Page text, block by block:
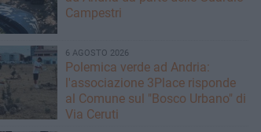
Campestri
6 AGOSTO 2026
Polemica verde ad Andria:
l'associazione 3Place risponde
al Comune sul "Bosco Urbano" di
Via Ceruti